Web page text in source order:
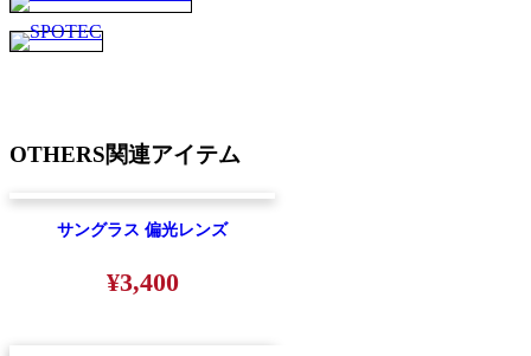
OTHERS関連アイテム
サングラス 偏光レンズ
¥3,400